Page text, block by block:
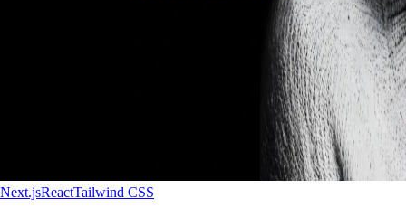
Next.jsReactTailwind CSS